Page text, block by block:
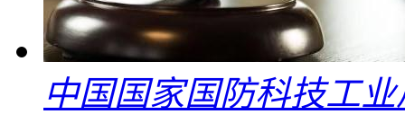
中国国家国防科技工